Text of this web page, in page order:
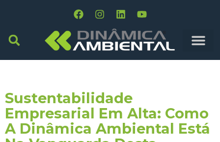
Sustentabilidade
Empresarial Em Alta: Como
A Dinâmica Ambiental Está